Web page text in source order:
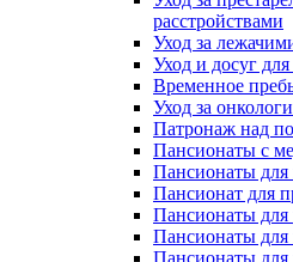
расстройствами
Уход за
Уход и досуг
Временное
Уход за
Патронаж над
Пансионаты с
Пансионаты для
Пансионат для
Пансионаты для
Пансионаты для
Пансионаты